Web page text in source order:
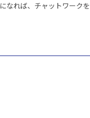
なれば、チャットワークを